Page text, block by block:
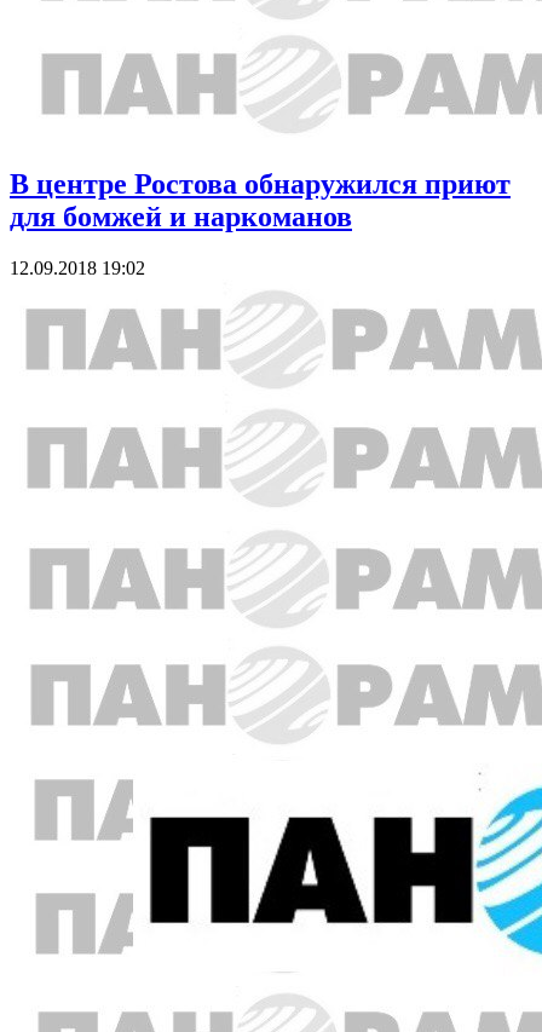
В центре Ростова обнаружился приют
для бомжей и наркоманов
12.09.2018 19:02